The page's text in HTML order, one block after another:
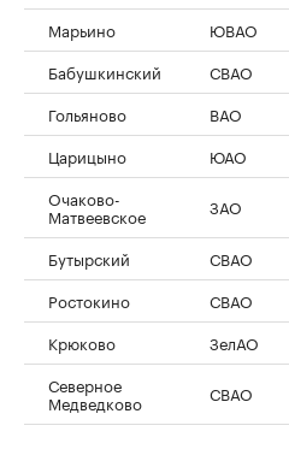
Марьино
ЮВАО
Бабушкинский
СВАО
Гольяново
ВАО
Царицыно
ЮАО
Очаково-
Матвеевское ЗАО
Бутырский СВАО
Ростокино
СВАО
Крюково
ЗелАО
Северное
Медведково СВАО